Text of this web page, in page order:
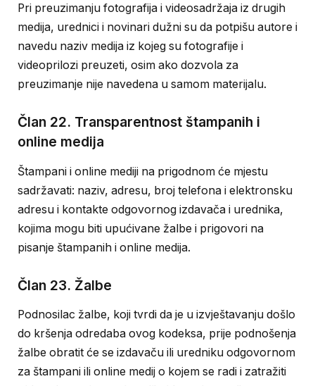
Pri preuzimanju fotografija i videosadržaja iz drugih
medija, urednici i novinari dužni su da potpišu autore i
navedu naziv medija iz kojeg su fotografije i
videoprilozi preuzeti, osim ako dozvola za
preuzimanje nije navedena u samom materijalu.
Član 22. Transparentnost štampanih i
online medija
Štampani i online mediji na prigodnom će mjestu
sadržavati: naziv, adresu, broj telefona i elektronsku
adresu i kontakte odgovornog izdavača i urednika,
kojima mogu biti upućivane žalbe i prigovori na
pisanje štampanih i online medija.
Član 23. Žalbe
Podnosilac žalbe, koji tvrdi da je u izvještavanju došlo
do kršenja odredaba ovog kodeksa, prije podnošenja
žalbe obratit će se izdavaču ili uredniku odgovornom
za štampani ili online medij o kojem se radi i zatražiti